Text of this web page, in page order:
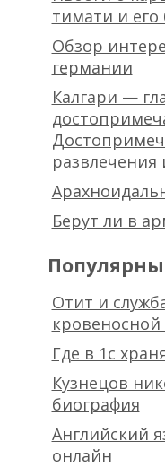
тимати и
Обзор
германии
Калгари —
развлечения
Берут ли в
Отит и
Где в 1с
Кузнецов
биография
Английский
онлайн